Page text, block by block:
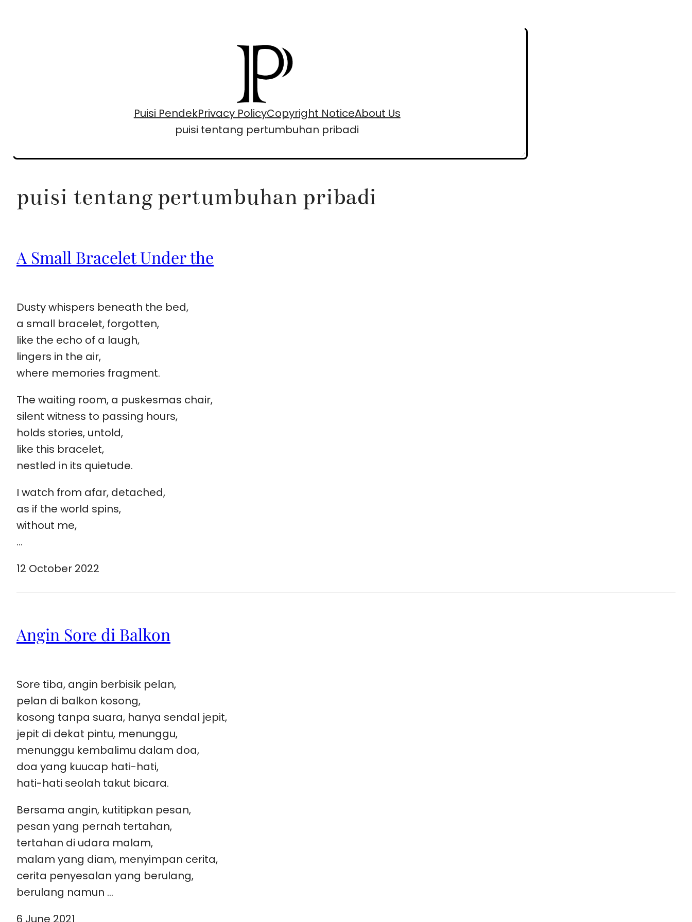
Puisi PendekPrivacy PolicyCopyright NoticeAbout Us
puisi tentang pertumbuhan pribadi
puisi tentang pertumbuhan pribadi
A Small Bracelet Under the
Dusty whispers beneath the bed,
a small bracelet, forgotten,
like the echo of a laugh,
lingers in the air,
where memories fragment.
The waiting room, a puskesmas chair,
silent witness to passing hours,
holds stories, untold,
like this bracelet,
nestled in its quietude.
I watch from afar, detached,
as if the world spins,
without me,
…
12 October 2022
Angin Sore di Balkon
Sore tiba, angin berbisik pelan,
pelan di balkon kosong,
kosong tanpa suara, hanya sendal jepit,
jepit di dekat pintu, menunggu,
menunggu kembalimu dalam doa,
doa yang kuucap hati-hati,
hati-hati seolah takut bicara.
Bersama angin, kutitipkan pesan,
pesan yang pernah tertahan,
tertahan di udara malam,
malam yang diam, menyimpan cerita,
cerita penyesalan yang berulang,
berulang namun …
6 June 2021